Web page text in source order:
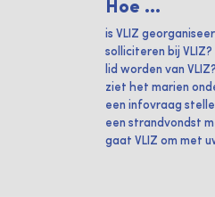
Hoe ...
is VLIZ
solliciteren bij VLIZ?
lid worden van VLIZ?
ziet het marien
een infovraag
een strandvondst
gaat VLIZ om met